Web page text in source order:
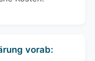
vorab: